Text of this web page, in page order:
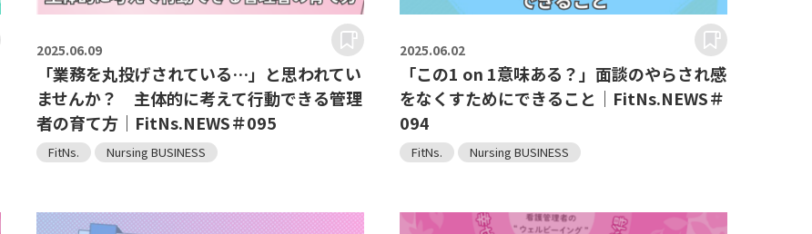
2025.06.09
「業務を丸投げされている…」と思われてい
ませんか？ 主体的に考えて行動できる管理
者の育て方｜FitNs.NEWS＃095
FitNs. Nursing BUSINESS
2025.06.02
「この1 on 1意味ある？」面談のやらされ感
をなくすためにできること｜FitNs.NEWS＃
094
FitNs. Nursing BUSINESS